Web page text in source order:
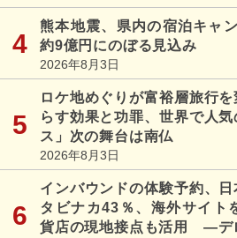
熊本地震、県内の宿泊キャ
約9億円にのぼる見込み
2026年8月3日
ロケ地めぐりが富裕層旅行
らす効果と功罪、世界で人
ス」次の舞台は南仏
2026年8月3日
インバウンドの体験予約、
タビナカ43％、海外サイト
貨店の現地接点も活用 ―デ